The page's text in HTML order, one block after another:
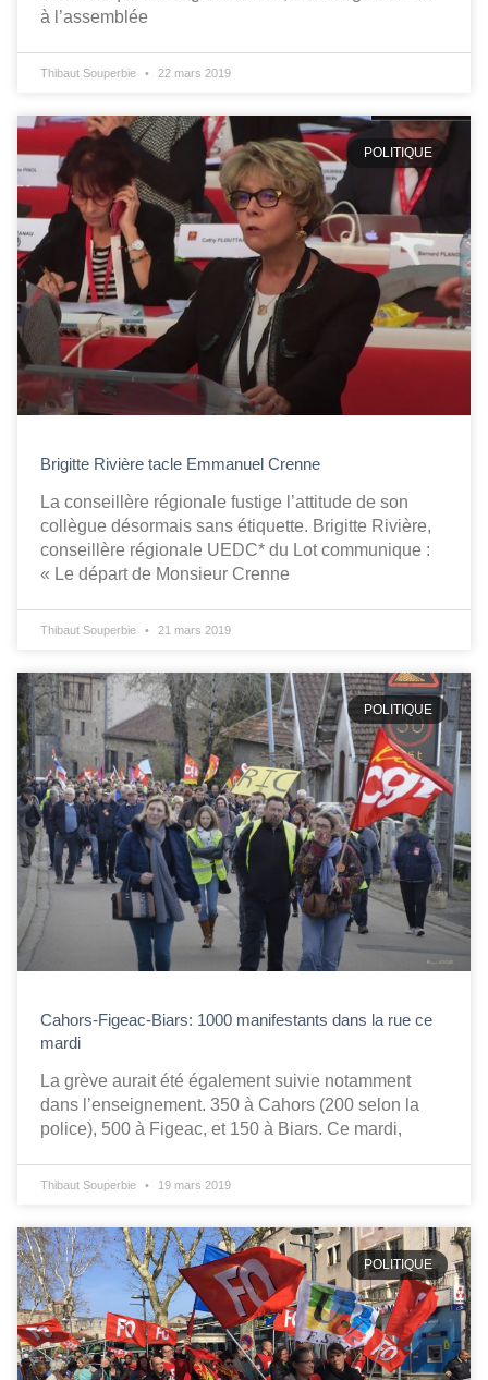
à l’assemblée
Thibaut Souperbie 22 mars 2019
POLITIQUE
Brigitte Rivière tacle Emmanuel Crenne
La conseillère régionale fustige l’attitude de son
collègue désormais sans étiquette. Brigitte Rivière,
conseillère régionale UEDC* du Lot communique :
« Le départ de Monsieur Crenne
Thibaut Souperbie 21 mars 2019
POLITIQUE
Cahors-Figeac-Biars: 1000 manifestants dans la rue ce
mardi
La grève aurait été également suivie notamment
dans l’enseignement. 350 à Cahors (200 selon la
police), 500 à Figeac, et 150 à Biars. Ce mardi,
Thibaut Souperbie 19 mars 2019
POLITIQUE